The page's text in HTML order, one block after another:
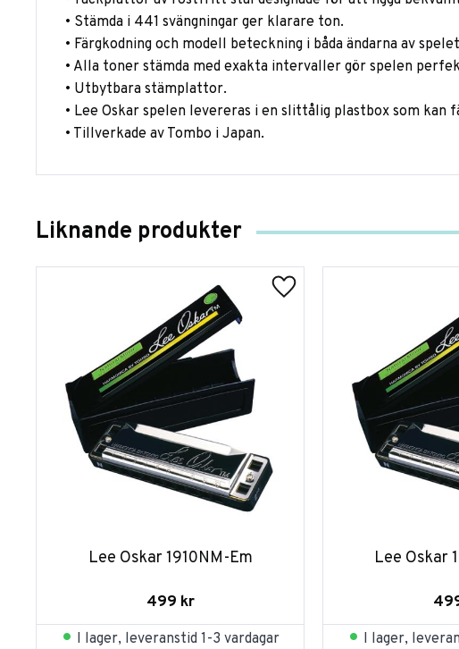
• Stämda i 441 svängningar ger klarare ton.
• Färgkodning och modell beteckning i båda ändarna av
• Alla toner stämda med exakta intervaller gör spelen
• Utbytbara stämplattor.
• Lee Oskar spelen levereras i en slittålig plastbox som kan
• Tillverkade av Tombo i Japan.
Liknande produkter
Lee Oskar 1910NM-Em
499 kr
I lager, leveranstid 1-3 vardagar
Lee Oskar
I lager,